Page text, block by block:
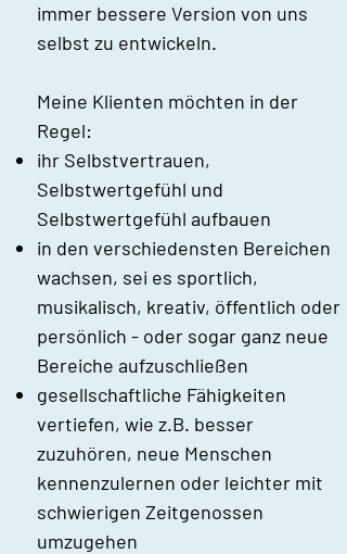
immer bessere Version von uns
selbst zu entwickeln.
Meine Klienten möchten in der
Regel:
ihr Selbstvertrauen,
Selbstwertgefühl und
Selbstwertgefühl aufbauen
in den verschiedensten Bereichen
wachsen, sei es sportlich,
musikalisch, kreativ, öffentlich oder
persönlich - oder sogar ganz neue
Bereiche aufzuschließen
gesellschaftliche Fähigkeiten
vertiefen, wie z.B. besser
zuzuhören, neue Menschen
kennenzulernen oder leichter mit
schwierigen Zeitgenossen
umzugehen